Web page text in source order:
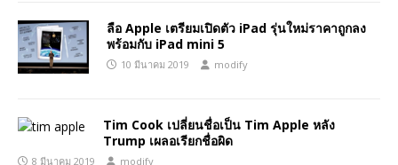
ลือ Apple เตรียมเปิดตัว iPad รุ่นใหม่ราคาถูกลง
พร้อมกับ iPad mini 5
10 มีนาคม 2019 modify
Tim Cook เปลี่ยนชื่อเป็น Tim Apple หลัง
Trump เผลอเรียกชื่อผิด
8 มีนาคม 2019 modify